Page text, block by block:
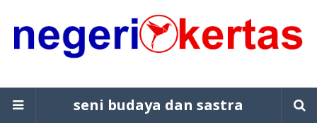
seni budaya dan sastra